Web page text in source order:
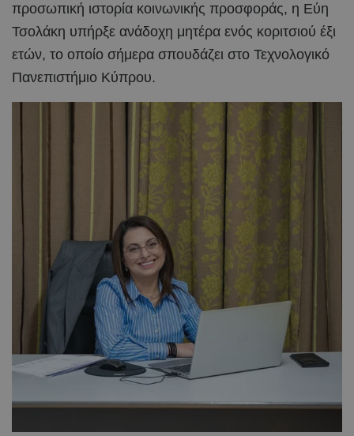
προσωπική ιστορία κοινωνικής προσφοράς, η Εύη
Τσολάκη υπήρξε ανάδοχη μητέρα ενός κοριτσιού έξι
ετών, το οποίο σήμερα σπουδάζει στο Τεχνολογικό
Πανεπιστήμιο Κύπρου.